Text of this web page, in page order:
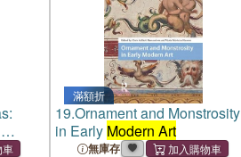
滿額折
19.Ornament and Monstrosity
in Early Modern Art
無庫存